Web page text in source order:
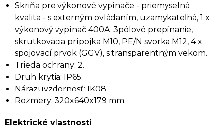
Skriňa pre výkonové vypínače - priemyselná
kvalita - s externým ovládaním, uzamykateľná, 1 x
výkonový vypínač 400A, 3pólové prepínanie,
skrutkovacia prípojka M10, PE/N svorka M12, 4 x
spojovací prvok (GGV), s transparentným vekom.
Trieda ochrany: 2.
Druh krytia: IP65.
Nárazuvzdornosť: IK08.
Rozmery: 320x640x179 mm.
Elektrické vlastnosti